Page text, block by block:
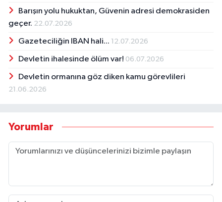
Barışın yolu hukuktan, Güvenin adresi demokrasiden
geçer. 22.07.2026
Gazeteciliğin IBAN hali... 12.07.2026
Devletin ihalesinde ölüm var! 06.07.2026
Devletin ormanına göz diken kamu görevlileri
21.06.2026
Yorumlar